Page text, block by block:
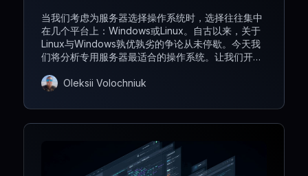
当我们考虑为服务器选择操作系统时，选择往往集中
在几个平台上：Windows或Linux。自古以来，关于
Linux与Windows孰优孰劣的争论从未停歇。今天我
们将分析专用服务器最适合的操作系统。让我们开始
Oleksii Volochniuk